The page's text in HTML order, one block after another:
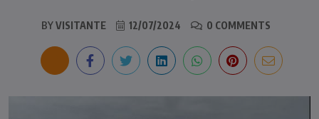
BYVISITANTE 12/07/2024 0 COMMENTS